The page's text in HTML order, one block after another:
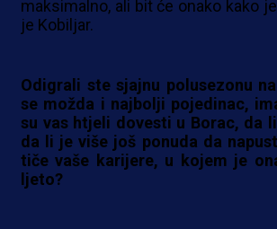
maksimalno, ali bit će onako kako
je Kobiljar.
Odigrali ste sjajnu polusezonu
se možda i najbolji pojedinac,
su vas htjeli dovesti u Borac, da
da li je više još ponuda da
tiče vaše karijere, u kojem je
ljeto?